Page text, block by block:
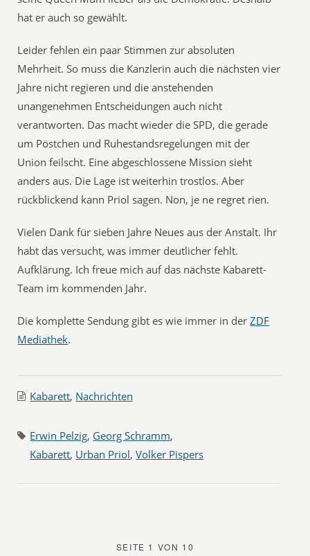
hat er auch so gewählt.
Leider fehlen ein paar Stimmen zur absoluten
Mehrheit. So muss die Kanzlerin auch die nächsten vier
Jahre nicht regieren und die anstehenden
unangenehmen Entscheidungen auch nicht
verantworten. Das macht wieder die SPD, die gerade
um Pöstchen und Ruhestandsregelungen mit der
Union feilscht. Eine abgeschlossene Mission sieht
anders aus. Die Lage ist weiterhin trostlos. Aber
rückblickend kann Priol sagen. Non, je ne regret rien.
Vielen Dank für sieben Jahre Neues aus der Anstalt. Ihr
habt das versucht, was immer deutlicher fehlt.
Aufklärung. Ich freue mich auf das nächste Kabarett-
Team im kommenden Jahr.
Die komplette Sendung gibt es wie immer in derZDF
Mediathek.
Kabarett, Nachrichten
Erwin Pelzig, Georg Schramm,
Kabarett, Urban Priol,Volker Pispers
SEITE 1 VON 10